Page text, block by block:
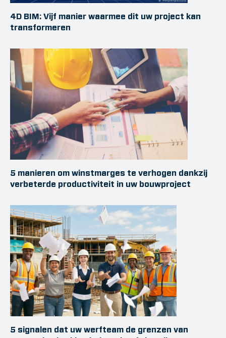
4D BIM: Vijf manier waarmee dit uw project kan
transformeren
5 manieren om winstmarges te verhogen dankzij
verbeterde productiviteit in uw bouwproject
5 signalen dat uw werfteam de grenzen van